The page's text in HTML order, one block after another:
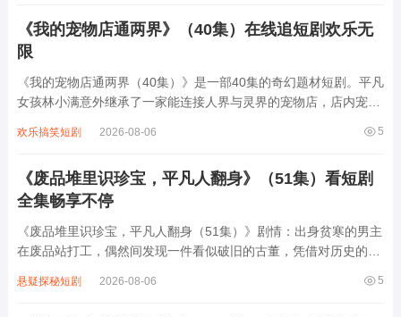
《我的宠物店通两界》（40集）在线追短剧欢乐无
限
《我的宠物店通两界（40集）》是一部40集的奇幻题材短剧。平凡
女孩林小满意外继承了一家能连接人界与灵界的宠物店，店内宠物
还有来自灵界的神秘生物。她与高冷兽医陆沉舟携手，一边经营宠
5
欢乐搞笑短剧 2026-08-06
《废品堆里识珍宝，平凡人翻身》（51集）看短剧
全集畅享不停
《废品堆里识珍宝，平凡人翻身（51集）》剧情：出身贫寒的男主
在废品站打工，偶然间发现一件看似破旧的古董，凭借对历史的热
他带领废品站伙伴们从底层逆袭，不仅揭开古董背后的家族秘密，
5
悬疑探秘短剧 2026-08-06